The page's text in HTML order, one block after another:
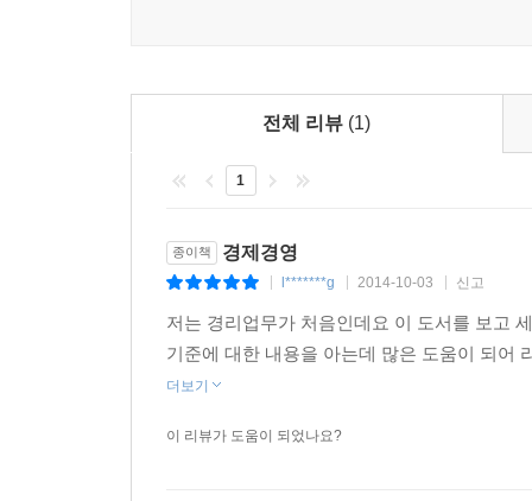
- 세금계산서에 의한 매입세액공제
SECTION 03 부가가치세 경감 및 공제세액
- 경감?공제세액
- 부가가치세 신고납부 및 신고서 작성 사례
- 간이과세자 부가가치세 신고 및 납부
사업소득이 있는 자는 반드시 사업과 관련하여 얻
세무서에 종합소득세를 신고 및 납부하여야 합니다.
한편, 소득에는 금융기관에 돈을 예치하여 두는
소득과 구분한 다음 합산하여 소득자별로 주소
운용으로 발생하는 이자소득 및 배당소득은 사업
- 종합소득세 신고대상소득
이자 및 배당소득의 연간 합계액이 2,000만원 이
전체 리뷰 (1)
1
종이책 경제경영
l*******g 2014-10-03 신고
저는 경리업무가 처음인데요 이 도서를 보고
기준에 대한 내용을 아는데 많은 도움이 되어
더보기
이 리뷰가 도움이 되었나요?